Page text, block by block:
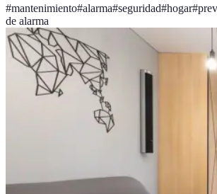
#mantenimiento#alarma#seguridad#hogar#
de alarma